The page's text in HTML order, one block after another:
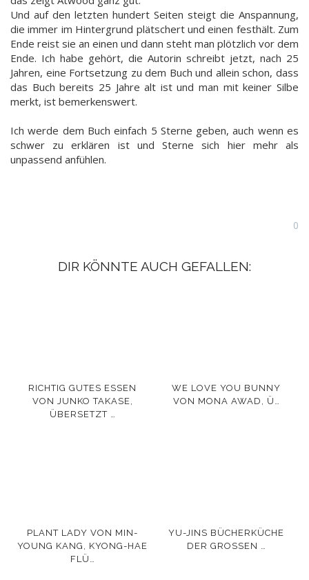
Und auf den letzten hundert Seiten steigt die Anspannung,
die immer im Hintergrund plätschert und einen festhält. Zum
Ende reist sie an einen und dann steht man plötzlich vor dem
Ende. Ich habe gehört, die Autorin schreibt jetzt, nach 25
Jahren, eine Fortsetzung zu dem Buch und allein schon, dass
das Buch bereits 25 Jahre alt ist und man mit keiner Silbe
merkt, ist bemerkenswert.
Ich werde dem Buch einfach 5 Sterne geben, auch wenn es
schwer zu erklären ist und Sterne sich hier mehr als
unpassend anfühlen.
0
DIR KÖNNTE AUCH GEFALLEN:
RICHTIG GUTES ESSEN
VON JUNKO TAKASE,
ÜBERSETZT …
WE LOVE YOU BUNNY
VON MONA AWAD, Ü…
PLANT LADY VON MIN-
YOUNG KANG, KYONG-HAE
FLÜ…
YU-JINS BÜCHERKÜCHE
DER GROSSEN …